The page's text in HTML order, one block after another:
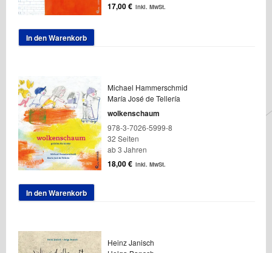
17,00€ inkl. MwSt.
In den Warenkorb
Michael Hammerschmid
María José de Tellería
wolkenschaum
978-3-7026-5999-8
32 Seiten
ab 3 Jahren
18,00€ inkl. MwSt.
In den Warenkorb
Heinz Janisch